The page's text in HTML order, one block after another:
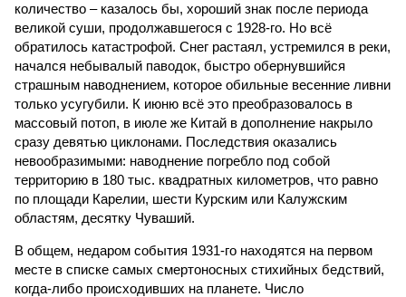
количество – казалось бы, хороший знак после периода
великой суши, продолжавшегося с 1928-го. Но всё
обратилось катастрофой. Снег растаял, устремился в реки,
начался небывалый паводок, быстро обернувшийся
страшным наводнением, которое обильные весенние ливни
только усугубили. К июню всё это преобразовалось в
массовый потоп, в июле же Китай в дополнение накрыло
сразу девятью циклонами. Последствия оказались
невообразимыми: наводнение погребло под собой
территорию в 180 тыс. квадратных километров, что равно
по площади Карелии, шести Курским или Калужским
областям, десятку Чуваший.
В общем, недаром события 1931-го находятся на первом
месте в списке самых смертоносных стихийных бедствий,
когда-либо происходивших на планете. Число